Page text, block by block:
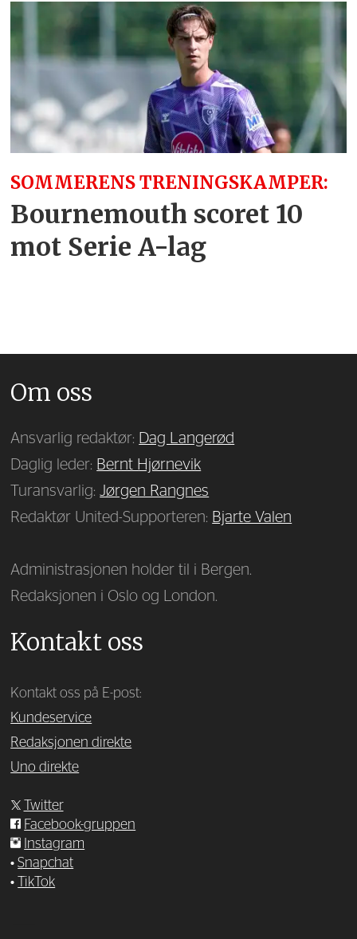
SOMMERENS TRENINGSKAMPER:
Bournemouth scoret 10
mot Serie A-lag
Om oss
Ansvarlig redaktør: Dag Langerød
Daglig leder: Bernt Hjørnevik
Turansvarlig:Jørgen Rangnes
Redaktør United-Supporteren: Bjarte Valen
Administrasjonen holder til i Bergen.
Redaksjonen i Oslo og London.
Kontakt oss
Kontakt oss på E-post:
Kundeservice
Redaksjonen direkte
Uno direkte
Twitter
Facebook-gruppen
Instagram
•Snapchat
•
TikTok